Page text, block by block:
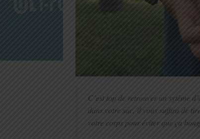
C’est top de retrouver un sytème
dans votre sac, il vous suffira de
votre corps pour éviter que ça